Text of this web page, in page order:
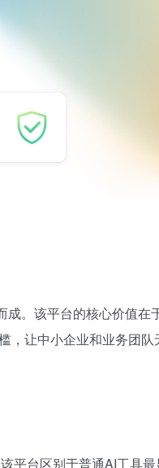
。该平台的核心价值在
，让中小企业和业务团
平台区别于普通AI工具